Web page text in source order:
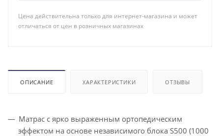
Цена действительна только для интернет-магазина и может
отличаться от цен в розничных магазинах
ОПИСАНИЕ ХАРАКТЕРИСТИКИ ОТЗЫВЫ
Матрас с ярко выраженным ортопедическим
эффектом на основе независимого блока S500 (1000